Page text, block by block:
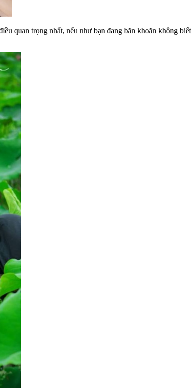
quan trọng nhất, nếu như bạn đang băn khoăn không